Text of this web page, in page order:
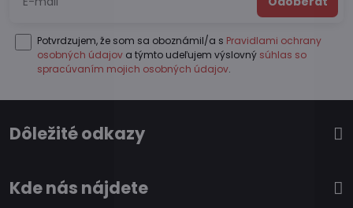
Potvrdzujem, že som sa oboznámil/a s Pravidlami ochrany
osobných údajov a týmto udeľujem výslovný súhlas so
spracúvaním mojich osobných údajov.
Dôležité odkazy
Kde nás nájdete